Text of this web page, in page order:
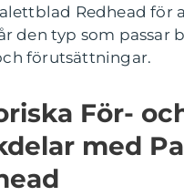
Redhead för
den typ som passar
förutsättningar.
För-
med